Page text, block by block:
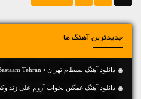
جدیدترین آهنگ ها
دانلود آهنگ بسطام تهران • Bastaam Tehran
دانلود آهنگ غمگین بخواب آروم علی زند